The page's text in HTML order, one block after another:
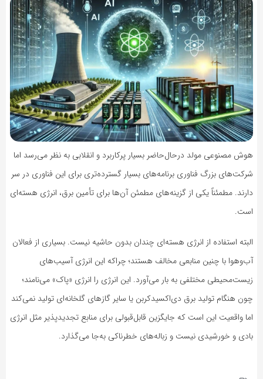
هوش مصنوعی مولد درحال‌حاضر بسیار پرکاربرد و انقلابی به‌ نظر می‌رسد اما
شرکت‌های بزرگ فناوری برنامه‌های بسیار گسترده‌تری برای این فناوری در سر
دارند. مطمئناً یکی از گزینه‌های مطمئن آن‌ها برای تأمین برق، انرژی هسته‌ای
است.
البته استفاده از انرژی هسته‌ای چندان بدون حاشیه نیست. بسیاری از فعالان
آب‌وهوا با چنین منابعی مخالف هستند؛ چراکه این انرژی آسیب‌های
زیست‌محیطی مختلفی به بار می‌آورد. این انرژی را انرژی «پاک» می‌نامند؛
چون هنگام تولید برق دی‌اکسیدکربن یا سایر گازهای گلخانه‌ای تولید نمی‌کند
اما واقعیت این است که جایگزین قابل‌قبولی برای منابع تجدیدپذیر مثل انرژی
بادی و خورشیدی نیست و زباله‌های خطرناکی به‌جا می‌گذارد.